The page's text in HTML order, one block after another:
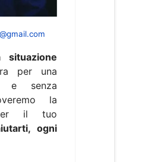
per una
e senza
la
il tuo
ogni